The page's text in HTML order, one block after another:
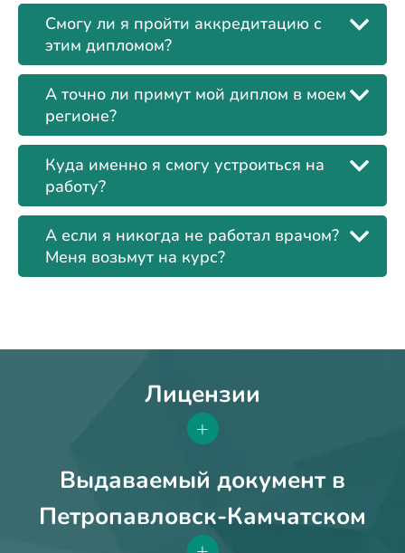
Смогу ли я пройти аккредитацию с
этим дипломом?
А точно ли примут мой диплом в моем
регионе?
Куда именно я смогу устроиться на
работу?
А если я никогда не работал врачом?
Меня возьмут на курс?
Лицензии
+
Выдаваемый документ в
Петропавловск-Камчатском